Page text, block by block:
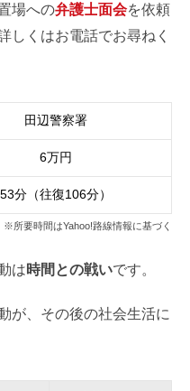
場への弁護士面会を依頼
しくはお電話でお尋ねく
田辺警察署
6万円
53分（往復106分）
※所要時間はYahoo!路線情報に基づく
は時間との戦いです。
が、その後の社会生活に